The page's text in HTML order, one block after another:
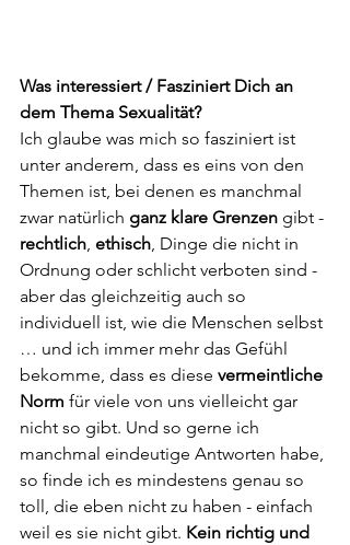
Was interessiert / Fasziniert Dich an
dem Thema Sexualität?
Ich glaube was mich so fasziniert ist
unter anderem, dass es eins von den
Themen ist, bei denen es manchmal
zwar natürlich ganz klare Grenzen gibt -
rechtlich, ethisch, Dinge die nicht in
Ordnung oder schlicht verboten sind -
aber das gleichzeitig auch so
individuell ist, wie die Menschen selbst
… und ich immer mehr das Gefühl
bekomme, dass es diese vermeintliche
Norm für viele von uns vielleicht gar
nicht so gibt. Und so gerne ich
manchmal eindeutige Antworten habe,
so finde ich es mindestens genau so
toll, die eben nicht zu haben - einfach
weil es sie nicht gibt. Kein richtig und